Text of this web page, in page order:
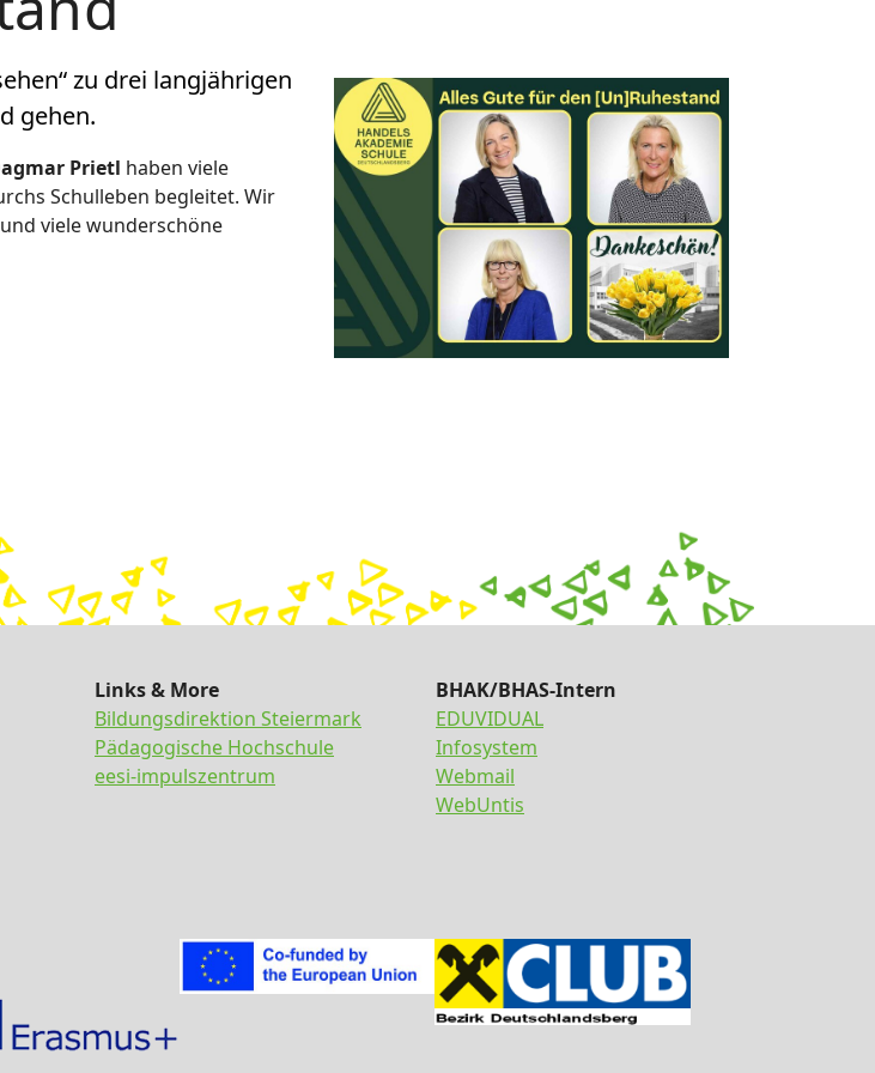
zu drei langjährigen
gehen.
Prietl haben viele
Schulleben begleitet. Wir
viele wunderschöne
Links & More
Bildungsdirektion Steiermark
Pädagogische Hochschule
eesi-impulszentrum
BHAK/BHAS-Intern
EDUVIDUAL
Infosystem
Webmail
WebUntis